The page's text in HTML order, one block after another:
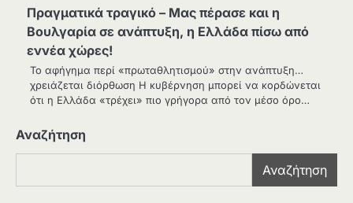
Πραγματικά τραγικό – Μας πέρασε και η
Βουλγαρία σε ανάπτυξη, η Ελλάδα πίσω από
εννέα χώρες!
Το αφήγημα περί «πρωταθλητισμού» στην ανάπτυξη…
χρειάζεται διόρθωση Η κυβέρνηση μπορεί να κορδώνεται
ότι η Ελλάδα «τρέχει» πιο γρήγορα από τον μέσο όρο…
Αναζήτηση
Αναζήτηση